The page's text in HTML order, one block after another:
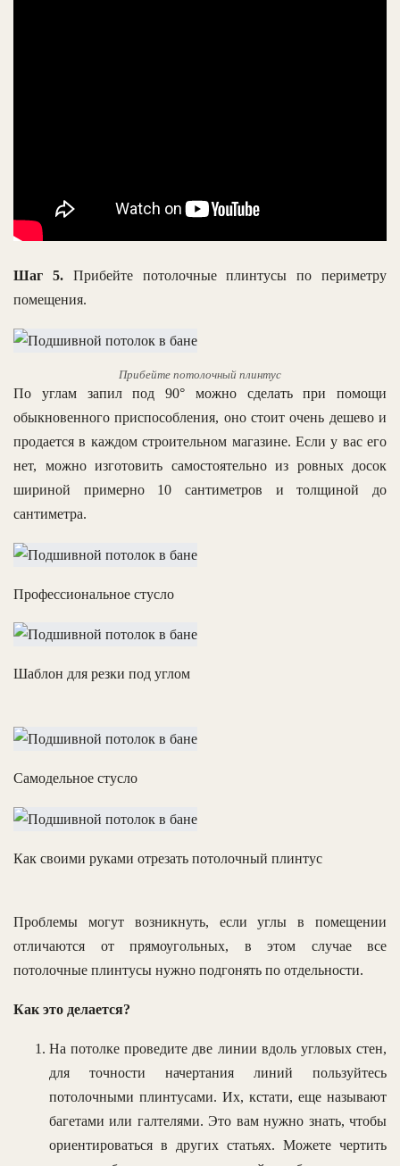
Шаг 5.Прибейте потолочные плинтусы по периметру
помещения.
Прибейте потолочный плинтус
По углам запил под 90° можно сделать при помощи
обыкновенного приспособления, оно стоит очень дешево и
продается в каждом строительном магазине. Если у вас его
нет, можно изготовить самостоятельно из ровных досок
шириной примерно 10 сантиметров и толщиной до
сантиметра.
Профессиональное стусло
Шаблон для резки под углом
Самодельное стусло
Как своими руками отрезать потолочный плинтус
Проблемы могут возникнуть, если углы в помещении
отличаются от прямоугольных, в этом случае все
потолочные плинтусы нужно подгонять по отдельности.
Как это делается?
На потолке проведите две линии вдоль угловых стен,
для точности начертания линий пользуйтесь
потолочными плинтусами. Их, кстати, еще называют
багетами или галтелями. Это вам нужно знать, чтобы
ориентироваться в других статьях. Можете чертить